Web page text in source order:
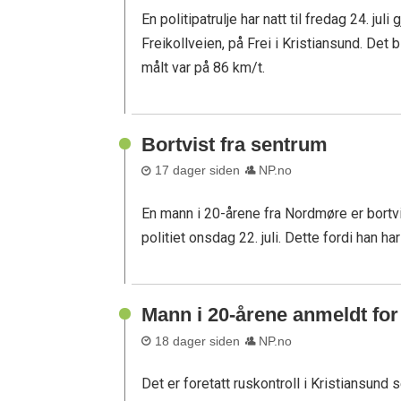
En politipatrulje har natt til fredag 24.
Freikollveien, på Frei i Kristiansund.
målt var på 86 km/t.
Bortvist fra sentrum
17 dager siden NP.no
En mann i 20-årene fra Nordmøre er
politiet onsdag 22. juli. Dette fordi han
Mann i 20-årene anmeldt
18 dager siden NP.no
Det er foretatt ruskontroll i Kristiansund